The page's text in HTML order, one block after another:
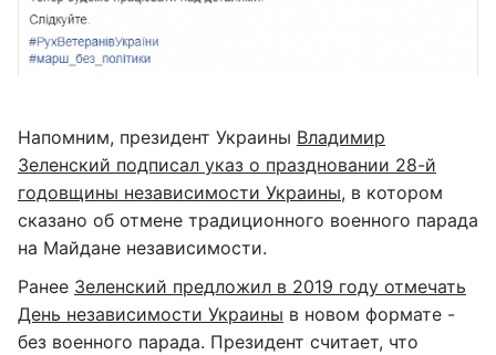
Напомним, президент Украины Владимир
Зеленский подписал указ о праздновании 28-й
годовщины независимости Украины, в котором
сказано об отмене традиционного военного парада
на Майдане независимости.
Ранее Зеленский предложил в 2019 году отмечать
День независимости Украины в новом формате -
без военного парада. Президент считает, что